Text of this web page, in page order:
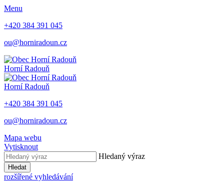
Menu
+420 384 391 045
ou@horniradoun.cz
Horní Radouň
Horní Radouň
+420 384 391 045
ou@horniradoun.cz
Mapa webu
Vytisknout
Hledaný výraz
Hledat
rozšířené vyhledávání